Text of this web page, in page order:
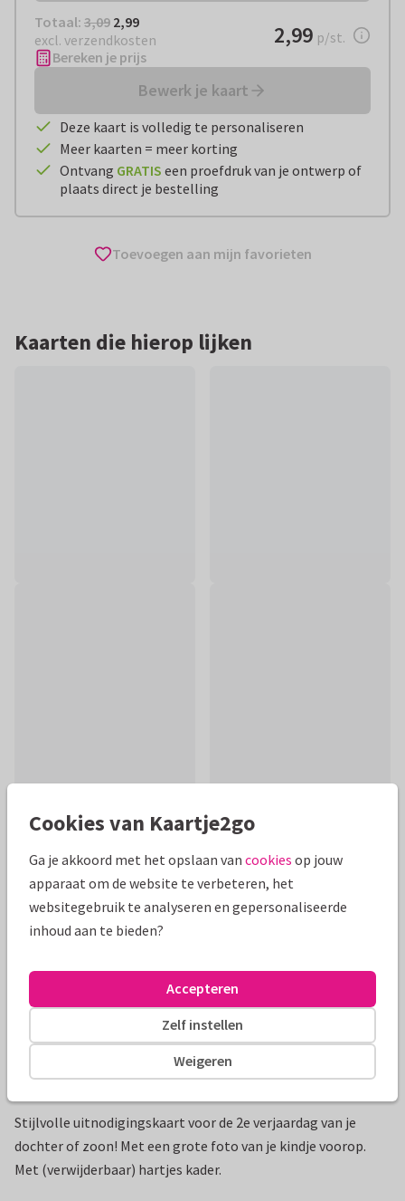
Totaal: € 2,99
Totaal: 3,09 2,99
excl. verzendkosten
€ 2,99per stuk
2,99 p/st.
Bereken je prijs
Bewerk je kaart
Deze kaart is volledig te personaliseren
Meer kaarten = meer korting
Ontvang GRATIS een proefdruk van je ontwerp of
plaats direct je bestelling
Toevoegen aan mijn favorieten
Kaarten die hierop lijken
Mooie extra's bij je kaart
Stijlvolle uitnodigingskaart voor de 2e verjaardag van je
dochter of zoon! Met een grote foto van je kindje voorop.
Met (verwijderbaar) hartjes kader.
Cookies van Kaartje2go
Ga je akkoord met het opslaan van cookies op jouw
apparaat om de website te verbeteren, het
websitegebruik te analyseren en gepersonaliseerde
inhoud aan te bieden?
Weigeren
Zelf instellen
Accepteren